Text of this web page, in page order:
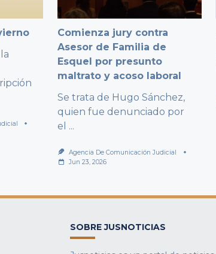
Comienza jury contra
Asesor de Familia de
Esquel por presunto
maltrato y acoso laboral
Se trata de Hugo Sánchez,
quien fue denunciado por
el ...
Agencia De Comunicación Judicial
Jun 23, 2026
SOBRE JUSNOTICIAS